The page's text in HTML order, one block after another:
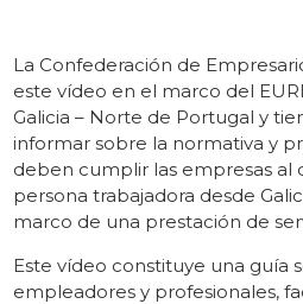
La Confederación de
este vídeo en el marco del
Galicia – Norte de Portugal y
informar sobre la normativa y
deben cumplir las empresas al
persona trabajadora desde
marco de una prestación de
Este vídeo constituye una guía
empleadores y profesionales,